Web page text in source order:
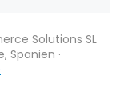
Solutions SL
Spanien ·